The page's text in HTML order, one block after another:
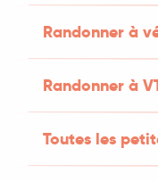
Randonner à
Randonner à
Toutes les
acceptés